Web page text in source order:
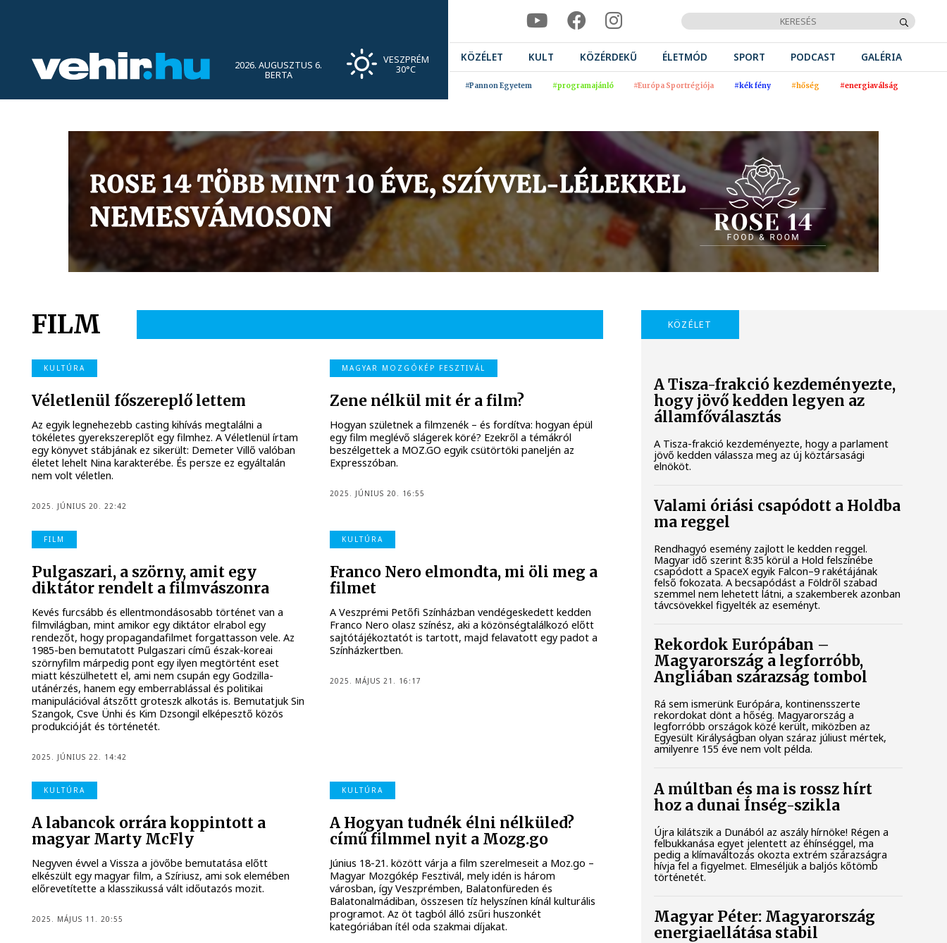
2026. AUGUSZTUS 6.
BERTA
VESZPRÉM
30°C
KÖZÉLET KULT KÖZÉRDEKŰ ÉLETMÓD SPORT PODCAST GALÉRIA
#Pannon Egyetem #programajánló #Európa Sportrégiója #kék fény #hőség #energiaválság
FILM
KULTÚRA
Véletlenül főszereplő lettem
Az egyik legnehezebb casting kihívás megtalálni a
tökéletes gyerekszereplőt egy filmhez. A Véletlenül írtam
egy könyvet stábjának ez sikerült: Demeter Villő valóban
életet lehelt Nina karakterébe. És persze ez egyáltalán
nem volt véletlen.
2025. JÚNIUS 20. 22:42
MAGYAR MOZGÓKÉP FESZTIVÁL
Zene nélkül mit ér a film?
Hogyan születnek a filmzenék – és fordítva: hogyan épül
egy film meglévő slágerek köré? Ezekről a témákról
beszélgettek a MOZ.GO egyik csütörtöki paneljén az
Expresszóban.
2025. JÚNIUS 20. 16:55
FILM
Pulgaszari, a szörny, amit egy
diktátor rendelt a filmvászonra
Kevés furcsább és ellentmondásosabb történet van a
filmvilágban, mint amikor egy diktátor elrabol egy
rendezőt, hogy propagandafilmet forgattasson vele. Az
1985-ben bemutatott Pulgaszari című észak-koreai
szörnyfilm márpedig pont egy ilyen megtörtént eset
miatt készülhetett el, ami nem csupán egy Godzilla-
utánérzés, hanem egy emberrablással és politikai
manipulációval átszőtt groteszk alkotás is. Bemutatjuk Sin
Szangok, Csve Ünhi és Kim Dzsongil elképesztő közös
produkcióját és történetét.
2025. JÚNIUS 22. 14:42
KULTÚRA
Franco Nero elmondta, mi öli meg a
filmet
A Veszprémi Petőfi Színházban vendégeskedett kedden
Franco Nero olasz színész, aki a közönségtalálkozó előtt
sajtótájékoztatót is tartott, majd felavatott egy padot a
Színházkertben.
2025. MÁJUS 21. 16:17
KULTÚRA
A labancok orrára koppintott a
magyar Marty McFly
Negyven évvel a Vissza a jövőbe bemutatása előtt
elkészült egy magyar film, a Szíriusz, ami sok elemében
előrevetítette a klasszikussá vált időutazós mozit.
2025. MÁJUS 11. 20:55
KULTÚRA
A Hogyan tudnék élni nélküled?
című filmmel nyit a Mozg.go
Június 18-21. között várja a film szerelmeseit a Moz.go –
Magyar Mozgókép Fesztivál, mely idén is három
városban, így Veszprémben, Balatonfüreden és
Balatonalmádiban, összesen tíz helyszínen kínál kulturális
programot. Az öt tagból álló zsűri huszonkét
kategóriában ítél oda szakmai díjakat.
KÖZÉLET
A Tisza-frakció kezdeményezte,
hogy jövő kedden legyen az
államfőválasztás
A Tisza-frakció kezdeményezte, hogy a parlament
jövő kedden válassza meg az új köztársasági
elnököt.
Valami óriási csapódott a Holdba
ma reggel
Rendhagyó esemény zajlott le kedden reggel.
Magyar idő szerint 8:35 körül a Hold felszínébe
csapódott a SpaceX egyik Falcon–9 rakétájának
felső fokozata. A becsapódást a Földről szabad
szemmel nem lehetett látni, a szakemberek azonban
távcsövekkel figyelték az eseményt.
Rekordok Európában –
Magyarország a legforróbb,
Angliában szárazság tombol
Rá sem ismerünk Európára, kontinensszerte
rekordokat dönt a hőség. Magyarország a
legforróbb országok közé került, miközben az
Egyesült Királyságban olyan száraz júliust mértek,
amilyenre 155 éve nem volt példa.
A múltban és ma is rossz hírt
hoz a dunai Ínség-szikla
Újra kilátszik a Dunából az aszály hírnöke! Régen a
felbukkanása egyet jelentett az éhínséggel, ma
pedig a klímaváltozás okozta extrém szárazságra
hívja fel a figyelmet. Elmeséljük a baljós kőtömb
történetét.
Magyar Péter: Magyarország
energiaellátása stabil